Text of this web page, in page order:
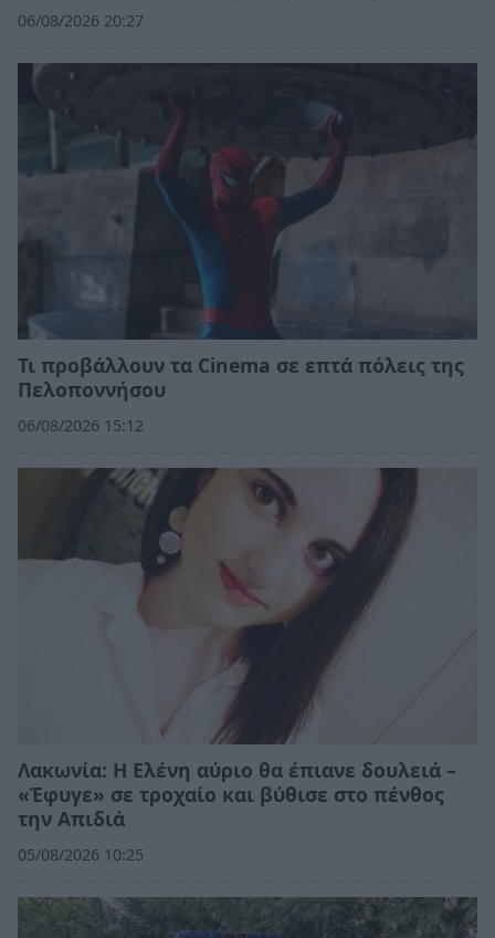
06/08/2026 20:27
Τι προβάλλουν τα Cinema σε επτά πόλεις της
Πελοποννήσου
06/08/2026 15:12
Λακωνία: Η Ελένη αύριο θα έπιανε δουλειά –
«Έφυγε» σε τροχαίο και βύθισε στο πένθος
την Απιδιά
05/08/2026 10:25